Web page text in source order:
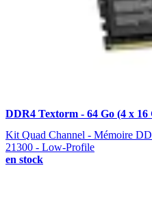
DDR4 Textorm - 64 Go (4 x
Kit Quad Channel - Mémoire
21300 - Low-Profile
en stock